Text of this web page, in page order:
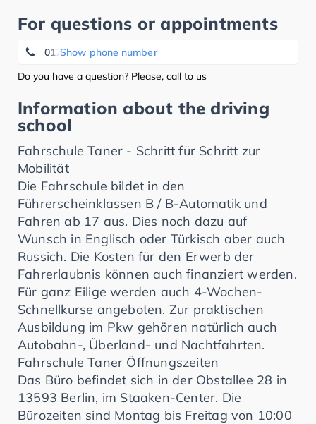
For questions or appointments
Show phone number
0178/3315596
Do you have a question? Please, call to us
Information about the driving
school
Fahrschule Taner - Schritt für Schritt zur
Mobilität
Die Fahrschule bildet in den
Führerscheinklassen B / B-Automatik und
Fahren ab 17 aus. Dies noch dazu auf
Wunsch in Englisch oder Türkisch aber auch
Russich. Die Kosten für den Erwerb der
Fahrerlaubnis können auch finanziert werden.
Für ganz Eilige werden auch 4-Wochen-
Schnellkurse angeboten. Zur praktischen
Ausbildung im Pkw gehören natürlich auch
Autobahn-, Überland- und Nachtfahrten.
Fahrschule Taner Öffnungszeiten
Das Büro befindet sich in der Obstallee 28 in
13593 Berlin, im Staaken-Center. Die
Bürozeiten sind Montag bis Freitag von 10:00